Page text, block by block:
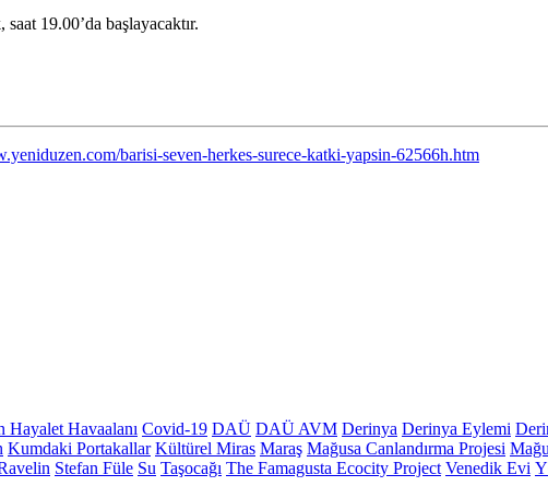
19.00’da başlayacaktır.
barisi-seven-herkes-surece-katki-yapsin-62566h.htm
Hayalet Havaalanı Covid-19 DAÜ DAÜ AVM Derinya Derinya Eylemi
Kumdaki Portakallar Kültürel Miras Maraş Mağusa Canlandırma Projesi
Stefan Füle Su Taşocağı The Famagusta Ecocity Project Venedik Evi